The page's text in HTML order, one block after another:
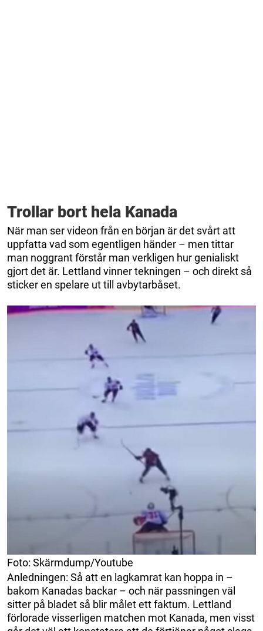
Trollar bort hela Kanada
När man ser videon från en början är det svårt att
uppfatta vad som egentligen händer – men tittar
man noggrant förstår man verkligen hur genialiskt
gjort det är. Lettland vinner tekningen – och direkt så
sticker en spelare ut till avbytarbåset.
Foto: Skärmdump/Youtube
Anledningen: Så att en lagkamrat kan hoppa in –
bakom Kanadas backar – och när passningen väl
sitter på bladet så blir målet ett faktum. Lettland
förlorade visserligen matchen mot Kanada, men visst